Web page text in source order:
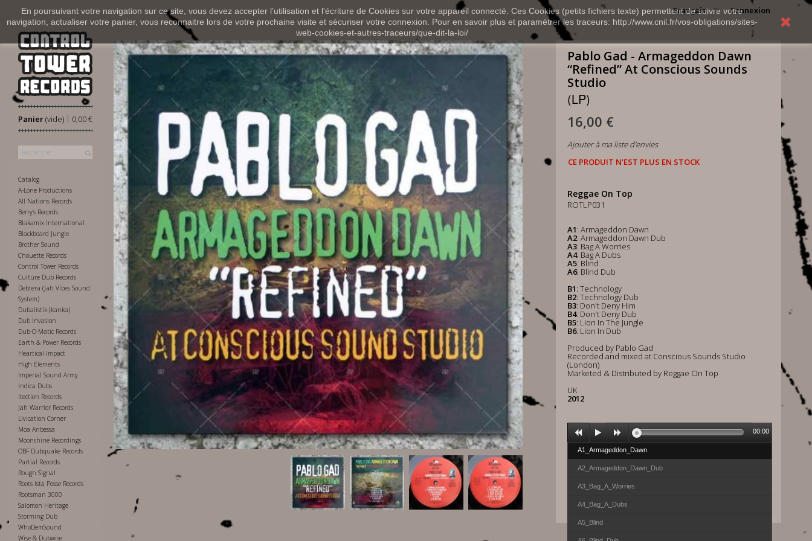
En poursuivant votre navigation sur ce site, vous devez accepter l’utilisation et l'écriture de Cookies sur votre appareil connecté. Ces Cookies (petits fichiers texte) permettent de suivre votre
navigation, actualiser votre panier, vous reconnaitre lors de votre prochaine visite et sécuriser votre connexion. Pour en savoir plus et paramétrer les traceurs: http://www.cnil.fr/vos-obligations/sites-
web-cookies-et-autres-traceurs/que-dit-la-loi/
Connexion
Français
Panier 0,00 €
|
(vide)
Catalog
A-Lone Productions
All Nations Records
Berry's Records
Blakamix International
Blackboard Jungle
Brother Sound
Chouette Records
Control Tower Records
Culture Dub Records
Debtera (Jah Vibes Sound
System)
Dubalistik (kanka)
Dub Invasion
Dub-O-Matic Records
Earth & Power Records
Heartical Impact
High Elements
Imperial Sound Army
Indica Dubs
Itection Records
Jah Warrior Records
Livication Corner
Moa Anbessa
Moonshine Recordings
OBF Dubquake Records
Partial Records
Rough Signal
Roots Ista Posse Records
Rootsman 3000
Salomon Heritage
Storming Dub
WhoDemSound
Wise & Dubwise
Pablo Gad - Armageddon Dawn
“Refined” At Conscious Sounds
Studio
(LP)
16,00 €
Ajouter à ma liste d'envies
CE PRODUIT N'EST PLUS EN STOCK
Reggae On Top
ROTLP031
A1: Armageddon Dawn
A2: Armageddon Dawn Dub
A3: Bag A Worries
A4: Bag A Dubs
A5: Blind
A6: Blind Dub
B1: Technology
B2: Technology Dub
B3: Don't Deny Him
B4: Don't Deny Dub
B5: Lion In The Jungle
B6: Lion In Dub
Produced by Pablo Gad
Recorded and mixed at Conscious Sounds Studio
(London)
Marketed & Distributed by Reggae On Top
UK
2012
A1_Armageddon_Dawn
A2_Armageddon_Dawn_Dub
A3_Bag_A_Worries
A4_Bag_A_Dubs
A5_Blind
00:00